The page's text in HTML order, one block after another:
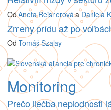
OdAneta ReisnerováaDaniela
Zmeny prídu až po
Od Tomáš Szalay
Monitoring
Prečo liečba neplodnosti